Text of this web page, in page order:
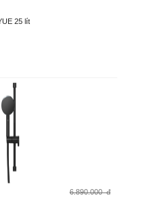
25 lít
6.890.000 đ